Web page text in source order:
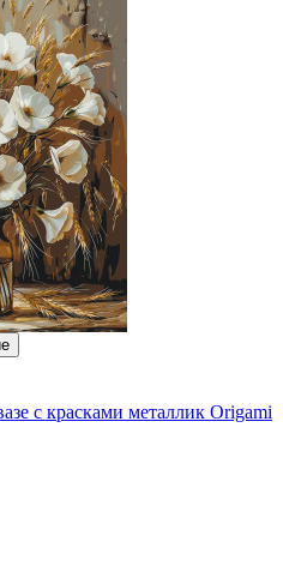
с красками металлик Origami